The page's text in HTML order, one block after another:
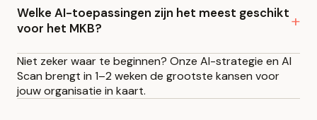
werkt, en betrek je team vanaf dag een.
de oplossing. Zij kennen de uitzonderingen en weten
wat het systeem echt bruikbaar maakt. Medewerkers
die meedenken worden mede-eigenaars, en dat maakt
het verschil tussen adoptie en weerstand. OnzeAI
Enablementprogramma's helpen hier concreet bij.
Welke AI-toepassingen zijn het meest geschikt
voor het MKB?
Goede startpunten zijn: automatisch verwerken van e-
mails, genereren van offertes en rapporten,
samenvatten van documenten en klantgesprekken, en
Niet zeker waar te beginnen? Onze AI-strategie en AI
Scan brengt in 1–2 weken de grootste kansen voor
jouw organisatie in kaart.